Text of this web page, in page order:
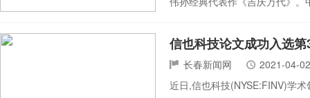
信也科技论文成功入选
长春新闻网
2021-04-02
近日,信也科技(NYSE:FINV)学